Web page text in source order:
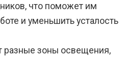
что поможет им
и уменьшить усталость
зоны освещения,